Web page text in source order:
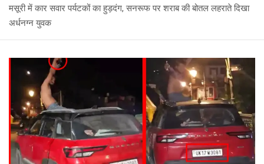
मसूरी में कार सवार पर्यटकों का हुड़दंग, सनरूफ पर शराब की बोतल लहराते दिखा
अर्धनग्न युवक